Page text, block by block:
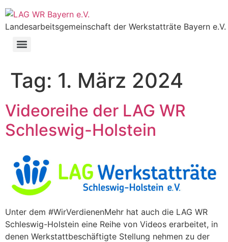
Landesarbeitsgemeinschaft der Werkstatträte Bayern e.V.
Tag: 1. März 2024
Videoreihe der LAG WR
Schleswig-Holstein
Unter dem #WirVerdienenMehr hat auch die LAG WR
Schleswig-Holstein eine Reihe von Videos erarbeitet, in
denen Werkstattbeschäftigte Stellung nehmen zu der